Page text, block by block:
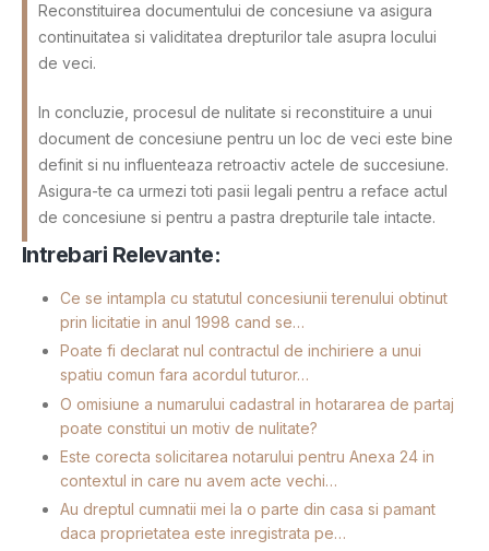
Reconstituirea documentului de concesiune va asigura
continuitatea si validitatea drepturilor tale asupra locului
de veci.
In concluzie, procesul de nulitate si reconstituire a unui
document de concesiune pentru un loc de veci este bine
definit si nu influenteaza retroactiv actele de succesiune.
Asigura-te ca urmezi toti pasii legali pentru a reface actul
de concesiune si pentru a pastra drepturile tale intacte.
Intrebari Relevante:
Ce se intampla cu statutul concesiunii terenului obtinut
prin licitatie in anul 1998 cand se…
Poate fi declarat nul contractul de inchiriere a unui
spatiu comun fara acordul tuturor…
O omisiune a numarului cadastral in hotararea de partaj
poate constitui un motiv de nulitate?
Este corecta solicitarea notarului pentru Anexa 24 in
contextul in care nu avem acte vechi…
Au dreptul cumnatii mei la o parte din casa si pamant
daca proprietatea este inregistrata pe…